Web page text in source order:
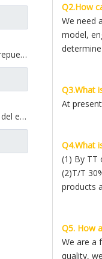
Engranaje cónico 28/21 para repuestos de camiones North Benz Beiben A3463502939
Dientes del ángulo del lavabo del eje trasero para los recambios AZ9981320157 del camión de Sinotruk Howo AC16
Q2.How
We need
model,
Q3.What
At
Q4.What
(1) By TT
(2)T/T
products
Q5. How
We are a
quality,